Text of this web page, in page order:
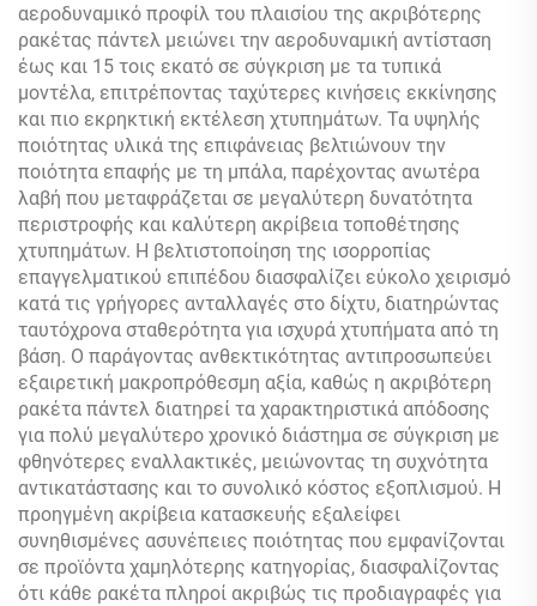
αεροδυναμικό προφίλ του πλαισίου της ακριβότερης
ρακέτας πάντελ μειώνει την αεροδυναμική αντίσταση
έως και 15 τοις εκατό σε σύγκριση με τα τυπικά
μοντέλα, επιτρέποντας ταχύτερες κινήσεις εκκίνησης
και πιο εκρηκτική εκτέλεση χτυπημάτων. Τα υψηλής
ποιότητας υλικά της επιφάνειας βελτιώνουν την
ποιότητα επαφής με τη μπάλα, παρέχοντας ανωτέρα
λαβή που μεταφράζεται σε μεγαλύτερη δυνατότητα
περιστροφής και καλύτερη ακρίβεια τοποθέτησης
χτυπημάτων. Η βελτιστοποίηση της ισορροπίας
επαγγελματικού επιπέδου διασφαλίζει εύκολο χειρισμό
κατά τις γρήγορες ανταλλαγές στο δίχτυ, διατηρώντας
ταυτόχρονα σταθερότητα για ισχυρά χτυπήματα από τη
βάση. Ο παράγοντας ανθεκτικότητας αντιπροσωπεύει
εξαιρετική μακροπρόθεσμη αξία, καθώς η ακριβότερη
ρακέτα πάντελ διατηρεί τα χαρακτηριστικά απόδοσης
για πολύ μεγαλύτερο χρονικό διάστημα σε σύγκριση με
φθηνότερες εναλλακτικές, μειώνοντας τη συχνότητα
αντικατάστασης και το συνολικό κόστος εξοπλισμού. Η
προηγμένη ακρίβεια κατασκευής εξαλείφει
συνηθισμένες ασυνέπειες ποιότητας που εμφανίζονται
σε προϊόντα χαμηλότερης κατηγορίας, διασφαλίζοντας
ότι κάθε ρακέτα πληροί ακριβώς τις προδιαγραφές για